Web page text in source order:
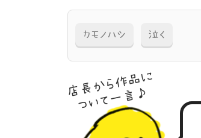
カモノハシ 泣く
店長から作品に
ついて一言♪